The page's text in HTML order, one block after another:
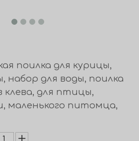
поилка для курицы,
набор для воды, поилка
клева, для птицы,
маленького питомца,